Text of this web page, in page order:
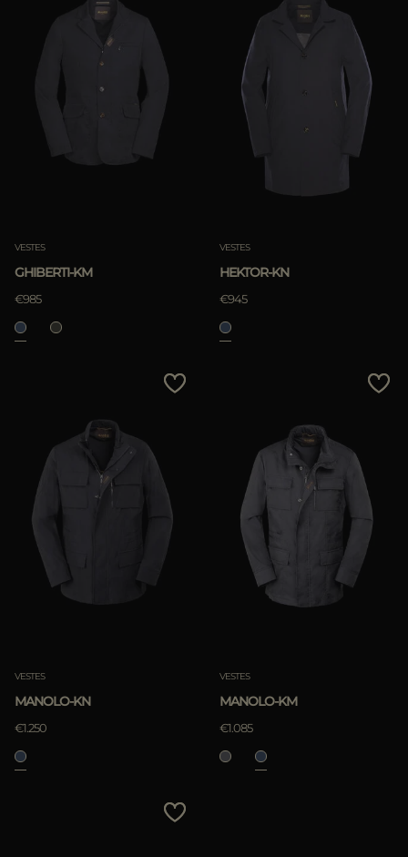
VESTES
GHIBERTI-KM
€985
VESTES
HEKTOR-KN
€945
VESTES
MANOLO-KN
€1.250
VESTES
MANOLO-KM
€1.085